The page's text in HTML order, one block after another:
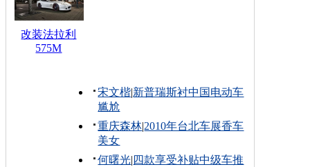
改装法拉利
575M
宋文楷|新普瑞斯衬中国电动车
尴尬
重庆森林|2010年台北车展香车
美女
何曙光| 四款享受补贴中级车推